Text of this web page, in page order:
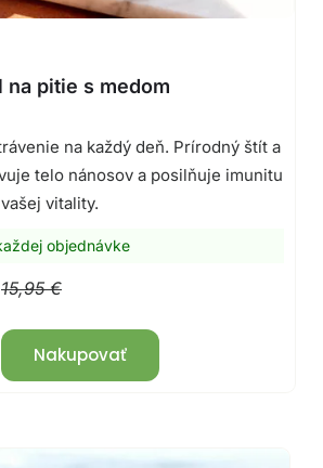
na pitie s medom
na každý deň. Prírodný štít a
telo nánosov a posilňuje imunitu
vitality.
objednávke
15,95 €
Nakupovať